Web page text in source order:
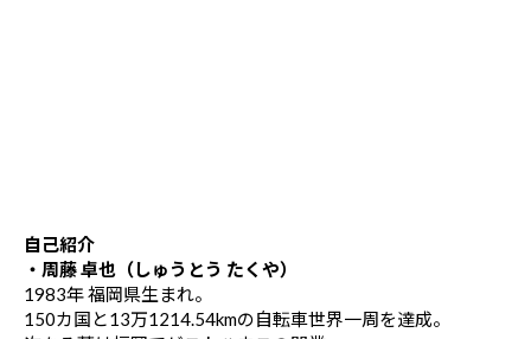
自己紹介
・周藤 卓也（しゅうとう たくや）
1983年 福岡県生まれ。
150カ国と13万1214.54kmの自転車世界一周を達成。